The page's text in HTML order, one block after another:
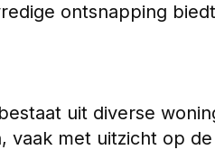
ontsnapping
uit diverse
vaak met uitzicht op